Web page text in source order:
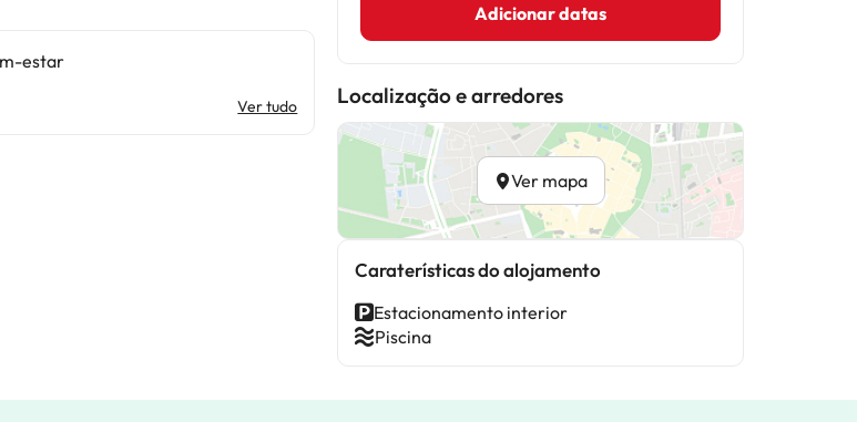
estar
Ver tudo
Adicionar datas
Localização e arredores
Ver mapa
Caraterísticas do alojamento
Estacionamento interior
Piscina